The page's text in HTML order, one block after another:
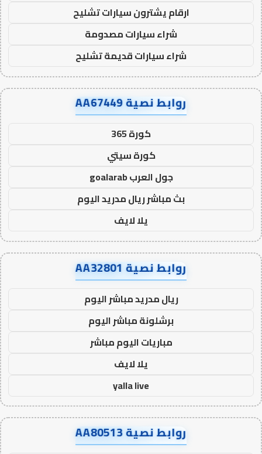
ارقام يشترون سيارات تشليح
شراء سيارات مصدومة
شراء سيارات قديمة تشليح
روابط نصية AA67449
كورة 365
كورة سيتي
جول العرب goalarab
بث مباشر ريال مدريد اليوم
يلا لايف
روابط نصية AA32801
ريال مدريد مباشر اليوم
برشلونة مباشر اليوم
مباريات اليوم مباشر
يلا لايف
yalla live
روابط نصية AA80513